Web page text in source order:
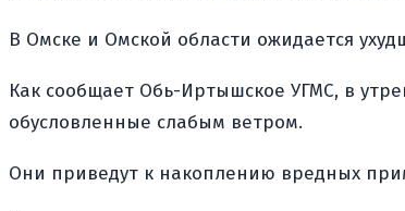
В Омске и Омской области ожидается
Как сообщает Обь-Иртышское УГМС, в
обусловленные слабым ветром.
Они приведут к накоплению вредных